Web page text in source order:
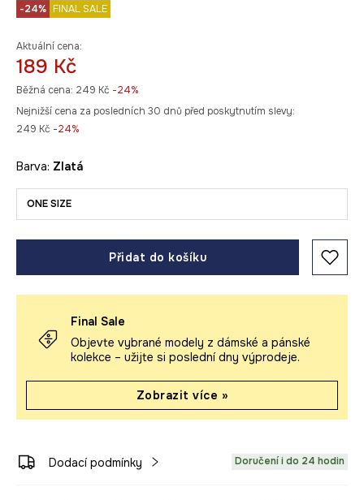
-24% FINAL SALE
Aktuální cena:
189 Kč
Běžná cena: 249 Kč -24%
Nejnižší cena za posledních 30 dnů před poskytnutím slevy:
249 Kč -24%
Barva: zlatá
ONE SIZE
Přidat do košíku
Final Sale
Objevte vybrané modely z dámské a pánské
kolekce – užijte si poslední dny výprodeje.
Zobrazit více »
Dodací podmínky Doručení i do 24 hodin